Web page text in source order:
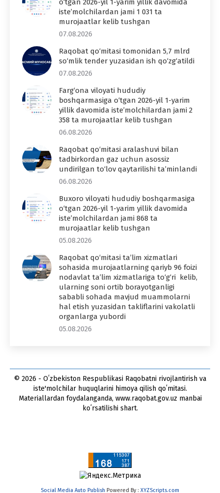
o‘tgan 2026-yil 1-yarim yillik davomida
iste’molchilardan jami 1 031 ta
murojaatlar kelib tushgan
07.08.2026
Raqobat qo‘mitasi tomonidan 5,7 mlrd
so‘mlik tender yuzasidan ish qo‘zg‘atildi
07.08.2026
Farg‘ona viloyati hududiy
boshqarmasiga o‘tgan 2026-yil 1-yarim
yillik davomida iste’molchilardan jami 2
358 ta murojaatlar kelib tushgan
06.08.2026
Raqobat qo‘mitasi aralashuvi bilan
tadbirkordan gaz uchun asossiz
undirilgan to‘lov qaytarilishi ta’minlandi
06.08.2026
Buxoro viloyati hududiy boshqarmasiga
o‘tgan 2026-yil 1-yarim yillik davomida
iste’molchilardan jami 868 ta
murojaatlar kelib tushgan
05.08.2026
Raqobat qo‘mitasi ta’lim xizmatlari
sohasida murojaatlarning qariyb 96 foizi
nodavlat ta’lim xizmatlariga to‘g‘ri kelib,
ularning soni ortib borayotganligi
sababli sohada mavjud muammolarni
hal etish yuzasidan takliflarini vakolatli
organlarga yubordi
05.08.2026
© 2026 - Oʻzbekiston Respublikasi Raqobatni rivojlantirish va
iste'molchilar huquqlarini himoya qilish qoʻmitasi.
Materiallardan foydalanganda, www.raqobat.gov.uz manbai
koʻrsatilishi shart.
Social Media Auto Publish Powered By : XYZScripts.com